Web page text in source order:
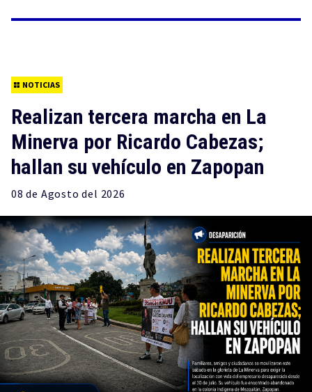
NOTICIAS
Realizan tercera marcha en La
Minerva por Ricardo Cabezas;
hallan su vehículo en Zapopan
08 de Agosto del 2026